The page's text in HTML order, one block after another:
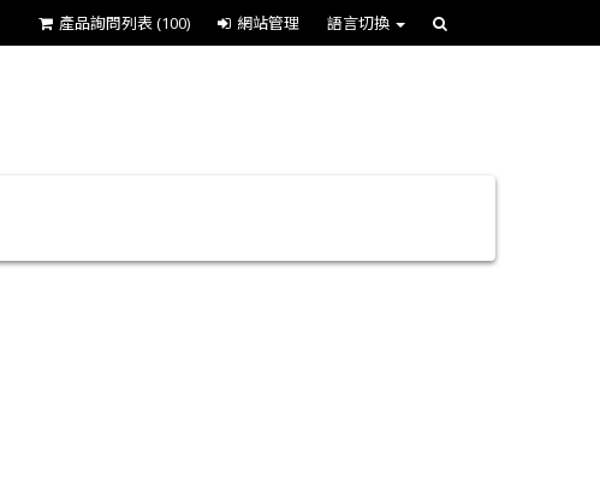
產品詢問列表(100) 網站管理 語言切換